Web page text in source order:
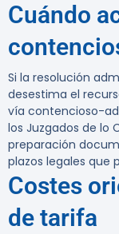
Cuándo
Si la resolución
desestima el
vía contencioso-
los Juzgados de lo
preparación
plazos legales que
Costes
de tarifa